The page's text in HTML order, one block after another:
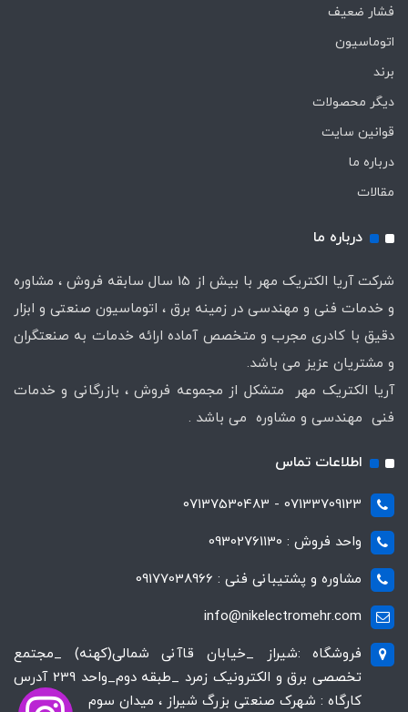
فشار ضعیف
اتوماسیون
برند
دیگر محصولات
قوانین سایت
درباره ما
مقالات
درباره ما
شرکت آریا الکتریک مهر با بیش از 15 سال سابقه فروش ، مشاوره
و خدمات فنی و مهندسی در زمینه برق ، اتوماسیون صنعتی و ابزار
دقیق با کادری مجرب و متخصص آماده ارائه خدمات به صنعتگران
و مشتریان عزیز می باشد.
آریا الکتریک مهر متشکل از مجموعه فروش ، بازرگانی و خدمات
فنی مهندسی و مشاوره می باشد .
اطلاعات تماس
07133709123 - 07137530483
واحد فروش : 09302761130
مشاوره و پشتیبانی فنی : 09177038966
info@nikelectromehr.com
فروشگاه :شیراز _خیابان قاآنی شمالی(کهنه) _مجتمع
تخصصی برق و الکترونیک زمرد _طبقه دوم_واحد 239 آدرس
کارگاه : شهرک صنعتی بزرگ شیراز ، میدان سوم